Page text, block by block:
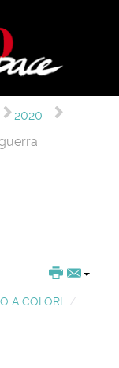
2020
A COLORI